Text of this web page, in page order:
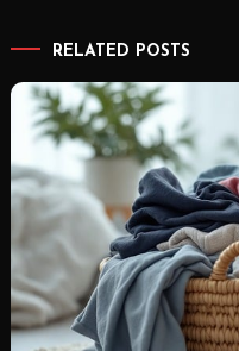
příspěvek
RELATED POSTS